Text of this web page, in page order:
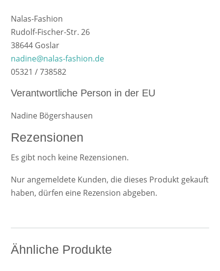
Nalas-Fashion
Rudolf-Fischer-Str. 26
38644 Goslar
nadine@nalas-fashion.de
05321 / 738582
Verantwortliche Person in der EU
Nadine Bögershausen
Rezensionen
Es gibt noch keine Rezensionen.
Nur angemeldete Kunden, die dieses Produkt gekauft
haben, dürfen eine Rezension abgeben.
Ähnliche Produkte